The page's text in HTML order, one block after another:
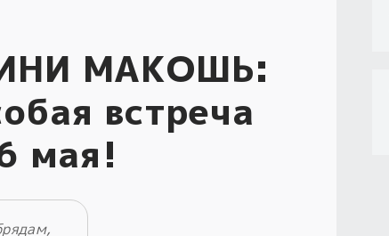
МАКОШЬ:
встреча
мая!